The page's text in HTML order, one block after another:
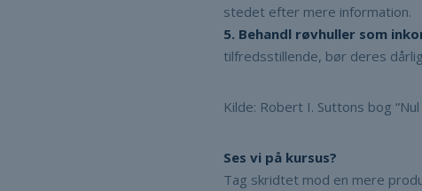
stedet efter mere information.
5. Behandl røvhuller som
tilfredsstillende, bør deres
Kilde: Robert I. Suttons bog
Ses vi på kursus?
Tag skridtet mod en mere